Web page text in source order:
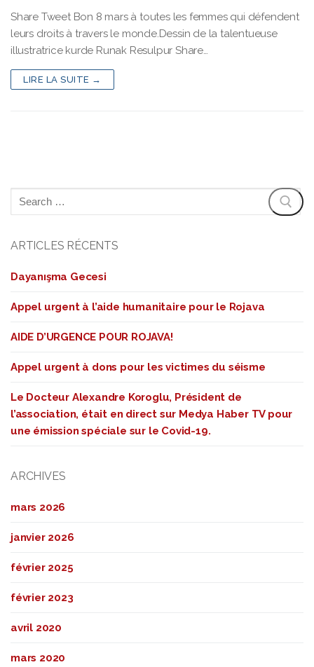
Share Tweet Bon 8 mars à toutes les femmes qui défendent
leurs droits à travers le monde.Dessin de la talentueuse
illustratrice kurde Runak Resulpur Share…
LIRE LA SUITE →
ARTICLES RÉCENTS
Dayanışma Gecesi
Appel urgent à l’aide humanitaire pour le Rojava
AIDE D’URGENCE POUR ROJAVA!
Appel urgent à dons pour les victimes du séisme
Le Docteur Alexandre Koroglu, Président de
l’association, était en direct sur Medya Haber TV pour
une émission spéciale sur le Covid-19.
ARCHIVES
mars 2026
janvier 2026
février 2025
février 2023
avril 2020
mars 2020